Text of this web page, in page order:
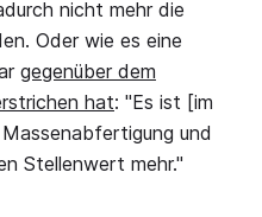
nicht mehr die
Oder wie es eine
gegenüber dem
hat: "Es ist [im
und
Stellenwert mehr."